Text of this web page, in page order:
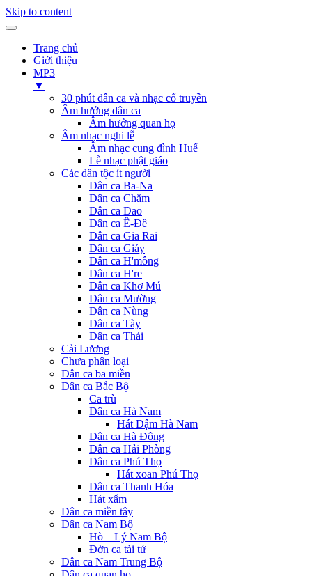
Skip to content
Trang chủ
Giới thiệu
MP3
▼
30 phút dân ca và nhạc cổ truyền
Âm hưởng dân ca
Âm hưởng quan họ
Âm nhạc nghi lễ
Âm nhạc cung đình Huế
Lễ nhạc phật giáo
Các dân tộc ít người
Dân ca Ba-Na
Dân ca Chăm
Dân ca Dao
Dân ca Ê-Đê
Dân ca Gia Rai
Dân ca Giáy
Dân ca H'mông
Dân ca H're
Dân ca Khơ Mú
Dân ca Mường
Dân ca Nùng
Dân ca Tày
Dân ca Thái
Cải Lương
Chưa phân loại
Dân ca ba miền
Dân ca Bắc Bộ
Ca trù
Dân ca Hà Nam
Hát Dậm Hà Nam
Dân ca Hà Đông
Dân ca Hải Phòng
Dân ca Phú Thọ
Hát xoan Phú Thọ
Dân ca Thanh Hóa
Hát xẩm
Dân ca miền tây
Dân ca Nam Bộ
Hò – Lý Nam Bộ
Đờn ca tài tử
Dân ca Nam Trung Bộ